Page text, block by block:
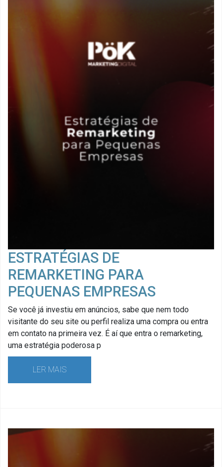
ESTRATÉGIAS DE
REMARKETING PARA
PEQUENAS EMPRESAS
Se você já investiu em anúncios, sabe que nem todo
visitante do seu site ou perfil realiza uma compra ou entra
em contato na primeira vez. É aí que entra o remarketing,
uma estratégia poderosa p
LER MAIS